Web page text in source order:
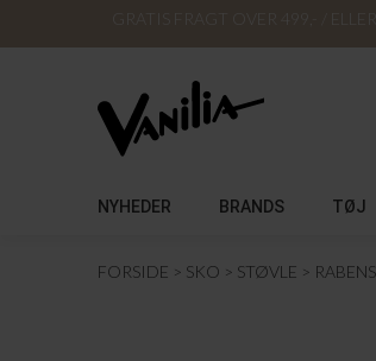
GRATIS FRAGT OVER 499,- /
NYHEDER BRANDS TØJ
FORSIDE SKO STØVLE